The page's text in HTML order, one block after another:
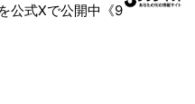
公式Xで公開中《9